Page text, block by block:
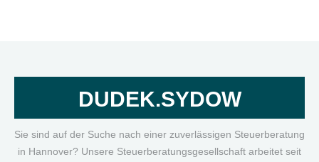
DUDEK.SYDOW
Sie sind auf der Suche nach einer zuverlässigen Steuerberatung
in Hannover? Unsere Steuerberatungsgesellschaft arbeitet seit